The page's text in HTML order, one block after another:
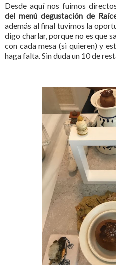
Desde aquí nos fuimos
del menú degustación de
además al final tuvimos la
digo charlar, porque no es que
con cada mesa (si quieren) y
haga falta. Sin duda un 10 de